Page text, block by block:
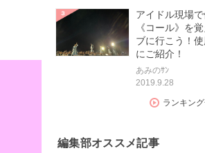
アイドル現場
《コール》を
ブに行こう！
にご紹介！
あみのｻﾝ
2019.9.28
ランキン
編集部オススメ記事